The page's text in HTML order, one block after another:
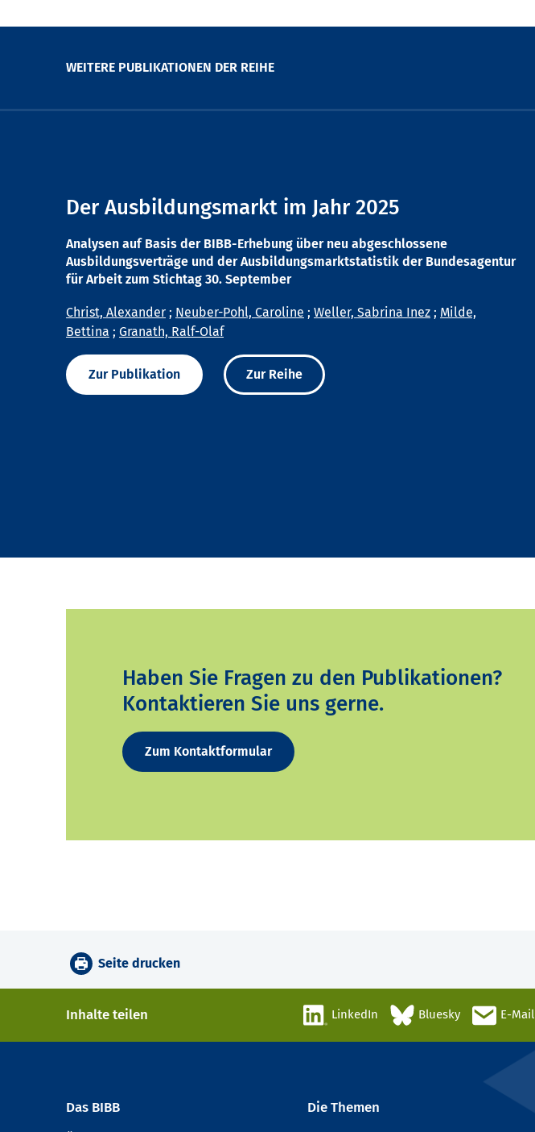
WEITERE PUBLIKATIONEN DER REIHE
Der Ausbildungsmarkt im Jahr 2025
Analysen auf Basis der BIBB-Erhebung über neu abgeschlossene
Ausbildungsverträge und der Ausbildungsmarktstatistik der Bundesagentur
für Arbeit zum Stichtag 30. September
Christ, Alexander ; Neuber-Pohl, Caroline ; Weller, Sabrina Inez ; Milde,
Bettina ; Granath, Ralf-Olaf
Zur Publikation Zur Reihe
Haben Sie Fragen zu den Publikationen?
Kontaktieren Sie uns gerne.
Zum Kontaktformular
Seite drucken
Inhalte teilen LinkedIn Bluesky E-Mail
Das BIBB Die Themen